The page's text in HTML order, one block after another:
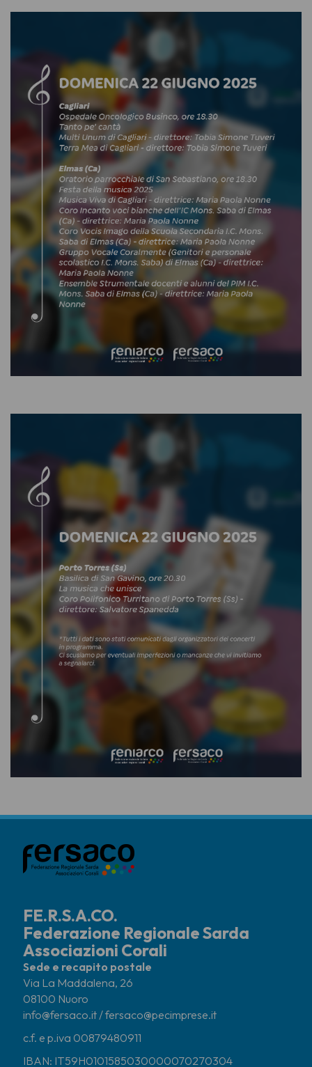
FE.R.S.A.CO.
Federazione Regionale Sarda
Associazioni Corali
Sede e recapito postale
Via La Maddalena, 26
08100 Nuoro
info@fersaco.it / fersaco@pecimprese.it
c.f. e p.iva 00879480911
IBAN: IT59H0101585030000070270304